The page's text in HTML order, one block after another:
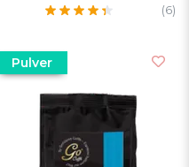
(6)
Pulver